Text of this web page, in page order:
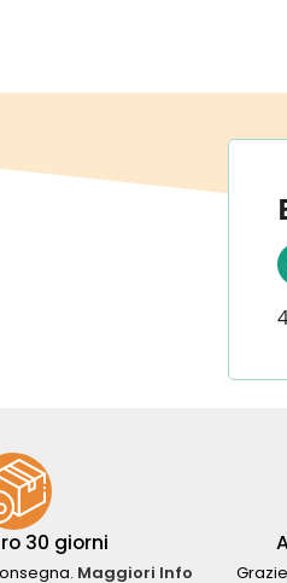
30 giorni
Maggiori Info